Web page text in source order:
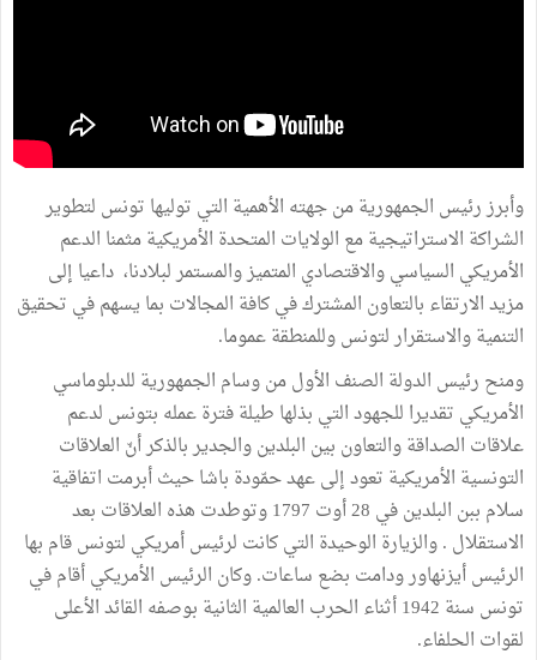
وأبرز رئيس الجمهورية من جهته الأهمية التي توليها تونس لتطوير
الشراكة الاستراتيجية مع الولايات المتحدة الأمريكية مثمنا الدعم
الأمريكي السياسي والاقتصادي المتميز والمستمر لبلادنا، داعيا إلى
مزيد الارتقاء بالتعاون المشترك في كافة المجالات بما يسهم في تحقيق
التنمية والاستقرار لتونس وللمنطقة عموما.
ومنح رئيس الدولة الصنف الأول من وسام الجمهورية للدبلوماسي
الأمريكي تقديرا للجهود التي بذلها طيلة فترة عمله بتونس لدعم
علاقات الصداقة والتعاون بين البلدين والجدير بالذكر أنّ العلاقات
التونسية الأمريكية تعود إلى عهد حمّودة باشا حيث أبرمت اتفاقية
سلام ببن البلدين في 28 أوت 1797 وتوطدت هذه العلاقات بعد
الاستقلال . والزيارة الوحيدة التي كانت لرئيس أمريكي لتونس قام بها
الرئيس أيزنهاور ودامت بضع ساعات. وكان الرئيس الأمريكي أقام في
تونس سنة 1942 أثناء الحرب العالمية الثانية بوصفه القائد الأعلى
لقوات الحلفاء.